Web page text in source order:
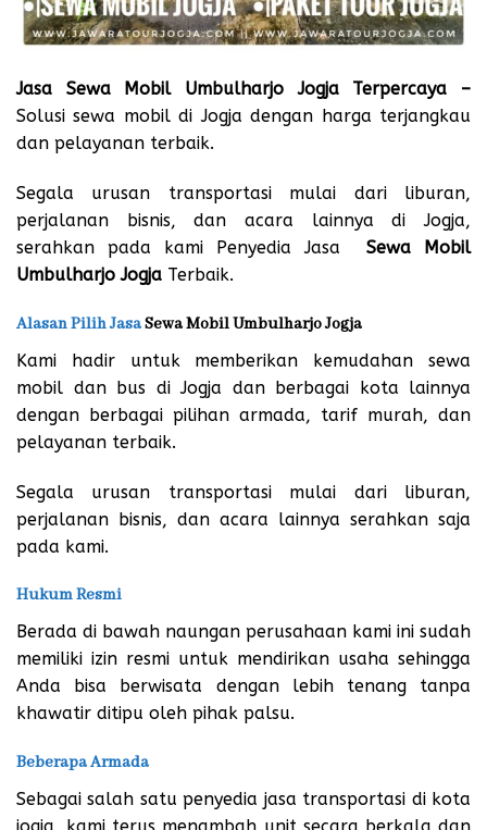
Jasa Sewa Mobil Umbulharjo Jogja Terpercaya –
Solusi sewa mobil di Jogja dengan harga terjangkau
dan pelayanan terbaik.
Segala urusan transportasi mulai dari liburan,
perjalanan bisnis, dan acara lainnya di Jogja,
serahkan pada kami Penyedia Jasa
Sewa Mobil
Umbulharjo Jogja Terbaik.
Alasan Pilih JasaSewa Mobil Umbulharjo Jogja
Kami hadir untuk memberikan kemudahan sewa
mobil dan bus di Jogja dan berbagai kota lainnya
dengan berbagai pilihan armada, tarif murah, dan
pelayanan terbaik.
Segala urusan transportasi mulai dari liburan,
perjalanan bisnis, dan acara lainnya serahkan saja
pada kami.
Hukum Resmi
Berada di bawah naungan perusahaan kami ini sudah
memiliki izin resmi untuk mendirikan usaha sehingga
Anda bisa berwisata dengan lebih tenang tanpa
khawatir ditipu oleh pihak palsu.
Beberapa Armada
Sebagai salah satu penyedia jasa transportasi di kota